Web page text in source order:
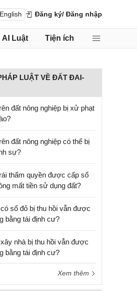
English Đăng ký/ Đăng nhập
AI Luật Tiện ích
LUẬT VỀ ĐẤT ĐAI-
đất nông nghiệp bị xử phạt
đất nông nghiệp có thể bị
sự?
thẩm quyền được cấp sổ
mất tiền sử dụng đất?
sổ đỏ bị thu hồi vẫn được
bằng tái định cư?
nhà bị thu hồi vẫn được
bằng tái định cư?
Xem thêm